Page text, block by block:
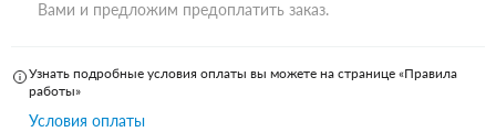
Вами и предложим предоплатить заказ.
Узнать подробные условия оплаты вы можете на странице «Правила
работы»
Условия оплаты